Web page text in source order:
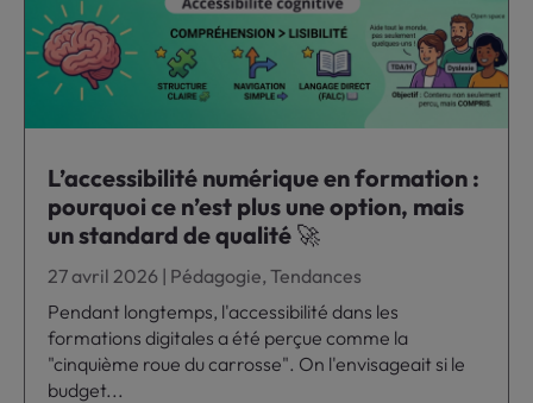
L’accessibilité numérique en formation :
pourquoi ce n’est plus une option, mais
un standard de qualité 🚀
27 avril 2026 | Pédagogie,Tendances
Pendant longtemps, l'accessibilité dans les
formations digitales a été perçue comme la
"cinquième roue du carrosse". On l'envisageait si le
budget...